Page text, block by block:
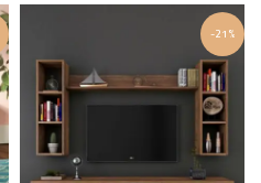
-21%